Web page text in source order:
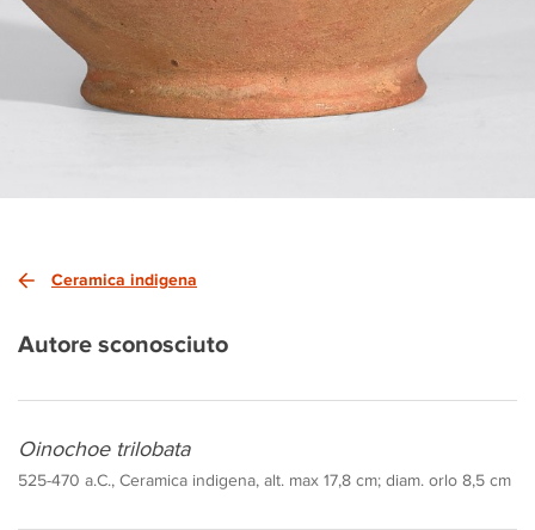
Ceramica indigena
Autore sconosciuto
Oinochoe trilobata
525-470 a.C., Ceramica indigena, alt. max 17,8 cm; diam. orlo 8,5 cm